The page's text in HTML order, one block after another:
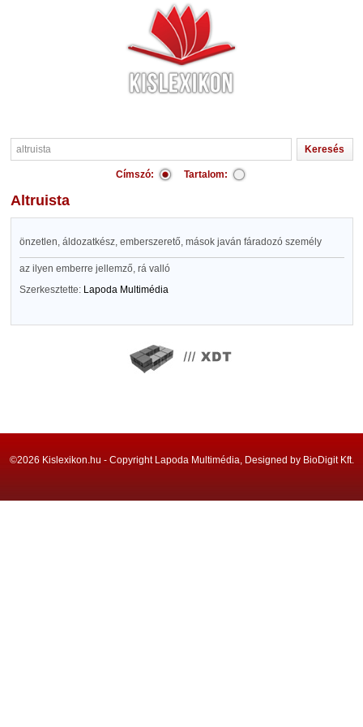
Címszó: Tartalom:
altruista
önzetlen, áldozatkész, emberszerető, mások javán fáradozó személy
az ilyen emberre jellemző, rá valló
Szerkesztette: Lapoda Multimédia
©2026 Kislexikon.hu - Copyright Lapoda Multimédia, Designed by BioDigit Kft.